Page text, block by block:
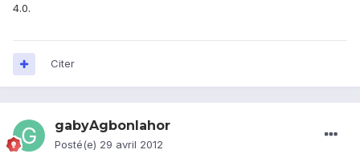
4.0.
Citer
gabyAgbonlahor
Posté(e) 29 avril 2012